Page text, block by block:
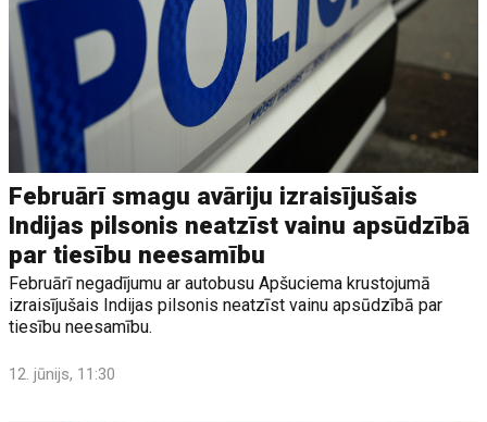
Februārī smagu avāriju izraisījušais
Indijas pilsonis neatzīst vainu apsūdzībā
par tiesību neesamību
Februārī negadījumu ar autobusu Apšuciema krustojumā
izraisījušais Indijas pilsonis neatzīst vainu apsūdzībā par
tiesību neesamību.
12. jūnijs, 11:30